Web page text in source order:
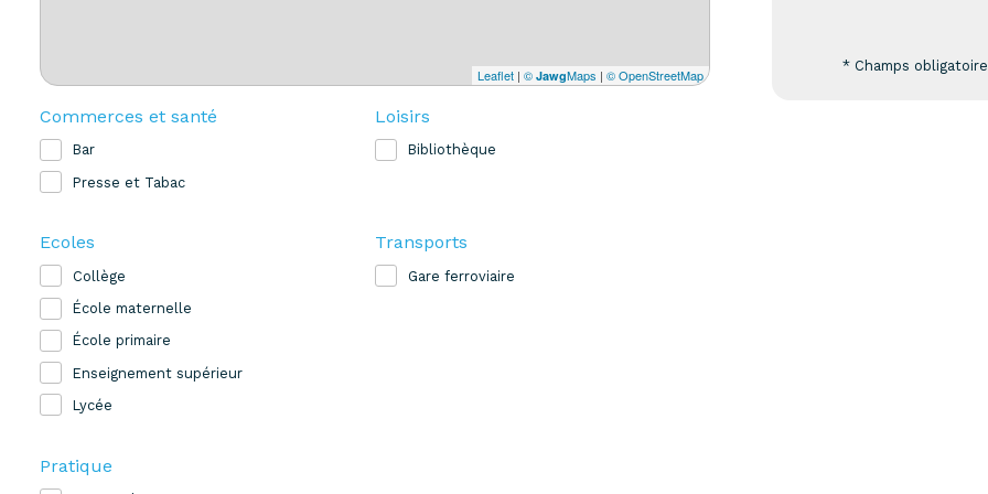
Leaflet | © JawgMaps | © OpenStreetMap
Commerces et santé
Bar
Presse et Tabac
Loisirs
Bibliothèque
Ecoles
Collège
École maternelle
École primaire
Enseignement supérieur
Lycée
Transports
Gare ferroviaire
Pratique
* Champs